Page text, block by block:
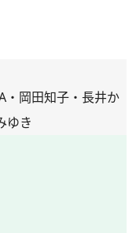
・岡田知子・長井か
ゆき